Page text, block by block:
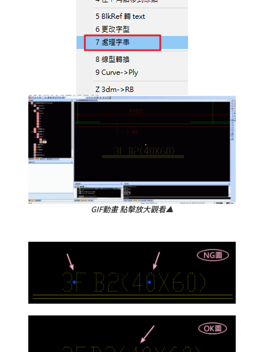
GIF動畫 點擊放大觀看▲